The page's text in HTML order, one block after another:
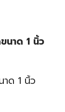
นาด 1 นิ้ว
ด 1 นิ้ว